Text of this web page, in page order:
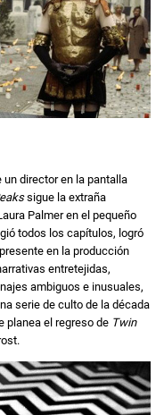
director en la pantalla
sigue la extraña
Palmer en el pequeño
todos los capítulos, logró
en la producción
entretejidas,
ambiguos e inusuales,
serie de culto de la década
planea el regreso de Twin